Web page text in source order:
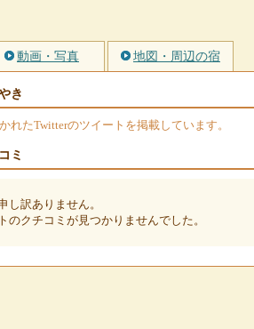
動画・写真 地図・周辺の宿
き
れたTwitterのツイートを掲載しています。
ミ
し訳ありません。
のクチコミが見つかりませんでした。